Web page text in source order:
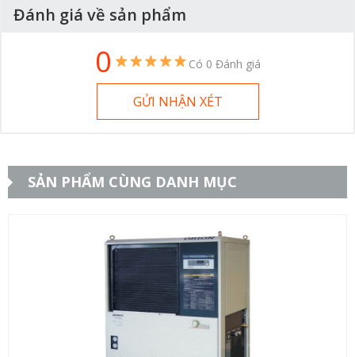
Đánh giá về sản phẩm
0 Có 0 Đánh giá
GỬI NHẬN XÉT
SẢN PHẨM CÙNG DANH MỤC